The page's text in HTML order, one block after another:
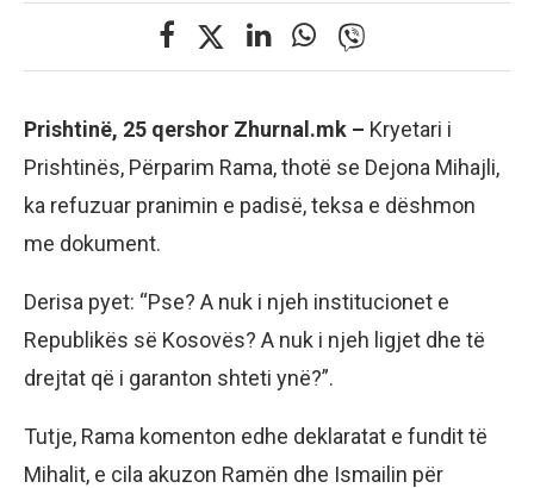
Prishtinë, 25 qershor Zhurnal.mk – Kryetari i
Prishtinës, Përparim Rama, thotë se Dejona Mihajli,
ka refuzuar pranimin e padisë, teksa e dëshmon
me dokument.
Derisa pyet: “Pse? A nuk i njeh institucionet e
Republikës së Kosovës? A nuk i njeh ligjet dhe të
drejtat që i garanton shteti ynë?”.
Tutje, Rama komenton edhe deklaratat e fundit të
Mihalit, e cila akuzon Ramën dhe Ismailin për